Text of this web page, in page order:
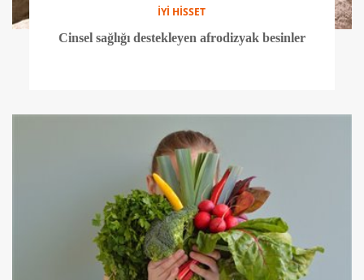
İYİ HİSSET
Cinsel sağlığı destekleyen afrodizyak besinler